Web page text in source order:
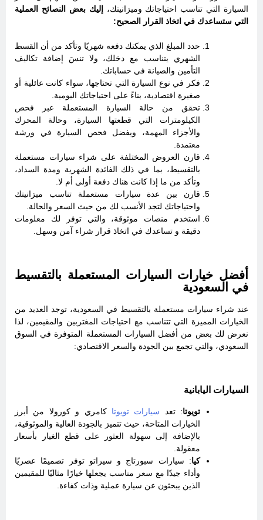
السيارة التي تناسب احتياجاتك وميزانيتك،
إليك بعض النصائح العملية
التي ستساعدك في اتخاذ القرار الصحيح:
حدد المبلغ الذي يمكنك دفعه شهريًا وتأكد من أن القسط
الشهري يتناسب مع دخلك، ولا تنسَ إضافة تكاليف
التأمين والصيانة في حساباتك.
فكر في نوع السيارة التي تحتاجها، سواء كانت عائلية أو
صغيرة اقتصادية، بناءً على احتياجاتك اليومية.
تحقق من حالة السيارة المستعملة عبر فحص
الكيلومترات التي قطعتها السيارة، وحالة المحرك
والأجزاء المهمة، ويفضل فحص السيارة في ورشة
معتمدة.
قارن العروض المختلفة على شراء سيارات مستعملة
بالتقسيط، بما في ذلك الفائدة الشهرية ومدة السداد،
وتأكد من ما إذا كانت هناك دفعة أولى أم لا.
قارن بين عدة سيارات مستعملة تناسب ميزانيتك
واحتياجاتك لتجد الأنسب لك من حيث السعر والحالة.
استخدم منصات موثوقة، والتي توفر لك معلومات
دقيقة و تساعدك في اتخاذ قرار شراء آمن وسهل.
أفضل خيارات السيارات المستعملة بالتقسيط
في السعودية
عند شراء سيارات مستعملة بالتقسيط في السعودية، توجد العديد من
الخيارات المميزة التي تتناسب مع احتياجات المغتربين والمقيمين، لذا
نعرض لك بعض من أفضل السيارات المستعملة المتوفرة في السوق
السعودي، والتي تجمع بين الجودة والسعر الاقتصادي:
السيارات اليابانية
تويوتا: تعد سيارات تويوتا كامري و كورولا من أبرز
الخيارات المتاحة، حيث تتميز بالجودة العالية والموثوقية،
بالإضافة إلى سهولة العثور على قطع الغيار بأسعار
معقولة.
كيا: سيارات سبورتاج و سيراتو توفر تصميمًا عصريًا
وأداء جيدًا مع سعر مناسب يجعلها خيارًا مثاليًا للمقيمين
الذين يبحثون عن سيارة عملية وذات كفاءة.